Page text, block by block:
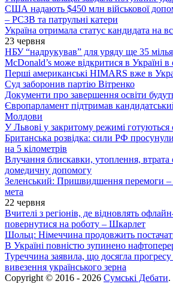
США надають $450 млн військової
– РСЗВ та патрульні катери
Україна отримала статус кандидата на
23 червня
НБУ “надрукував” для уряду ще 35
McDonald’s може відкритися в Україні в
Перші американські HIMARS вже в
Суд заборонив партію Вітренко
Документи про завершення освіти
Європарламент підтримав
Молдови
У Львові у закритому режимі
Британська розвідка: сили РФ
на 5 кілометрів
Влучання блискавки, утоплення, втрата
домедичну допомогу
Зеленський: Пришвидшення перемоги –
мета
22 червня
Вчителі з регіонів, де відновлять
повернутися на роботу – Шкарлет
Шольц: Німеччина продовжить
В Україні повністю зупинено
Туреччина заявила, що досягла
вивезення українського зерна
Copyright © 2016 - 2026 Сумські Дебати.